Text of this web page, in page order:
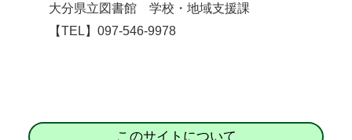
大分県立図書館 学校・地域支援課
【TEL】097-546-9978
このサイトについて